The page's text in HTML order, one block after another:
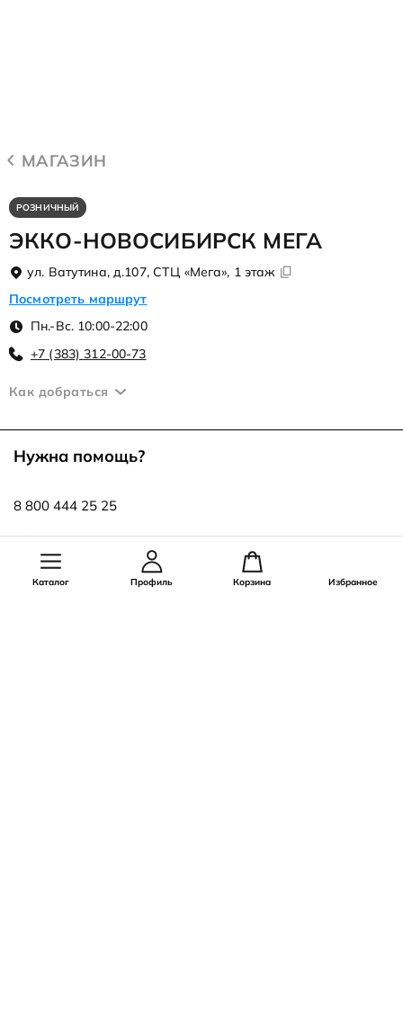
МАГАЗИН
РОЗНИЧНЫЙ
ЭККО-НОВОСИБИРСК МЕГА
ул. Ватутина, д.107, СТЦ «Мега», 1 этаж
Посмотреть маршрут
Пн.-Вс. 10:00-22:00
+7 (383) 312-00-73
Как добраться
Каталог Профиль Корзина Избранное
Нужна помощь?
8 800 444 25 25
info@ecco.ru
Оставайся на связи!